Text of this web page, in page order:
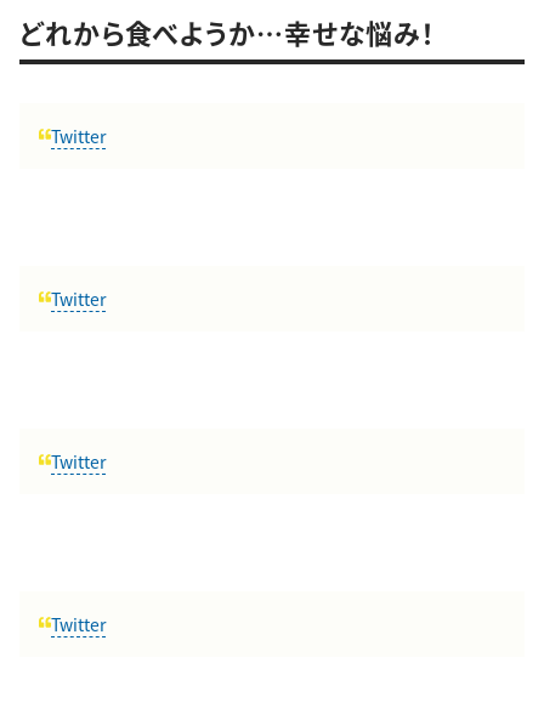
どれから食べようか…幸せな悩み！
Twitter
Twitter
Twitter
Twitter